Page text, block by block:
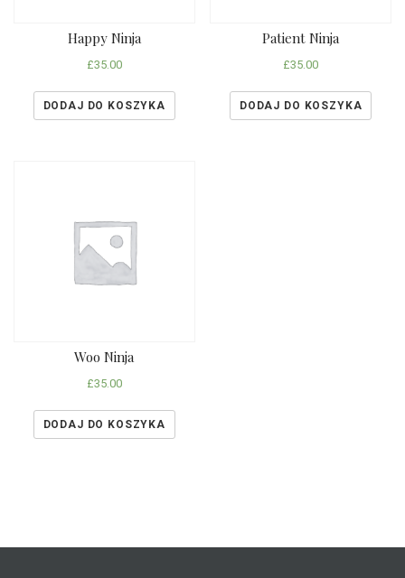
Happy Ninja
£35.00
DODAJ DO KOSZYKA
Patient Ninja
£35.00
DODAJ DO KOSZYKA
Woo Ninja
£35.00
DODAJ DO KOSZYKA